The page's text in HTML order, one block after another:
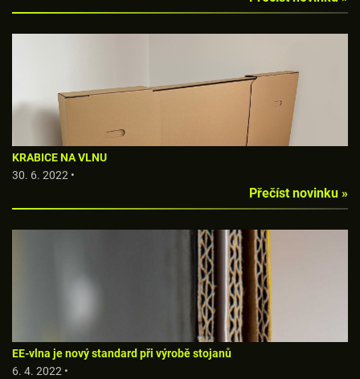
KRABICE NA VLNU
30. 6. 2022 •
Přečíst novinku »
EE-vlna je nový standard při výrobě stojanů
6. 4. 2022 •